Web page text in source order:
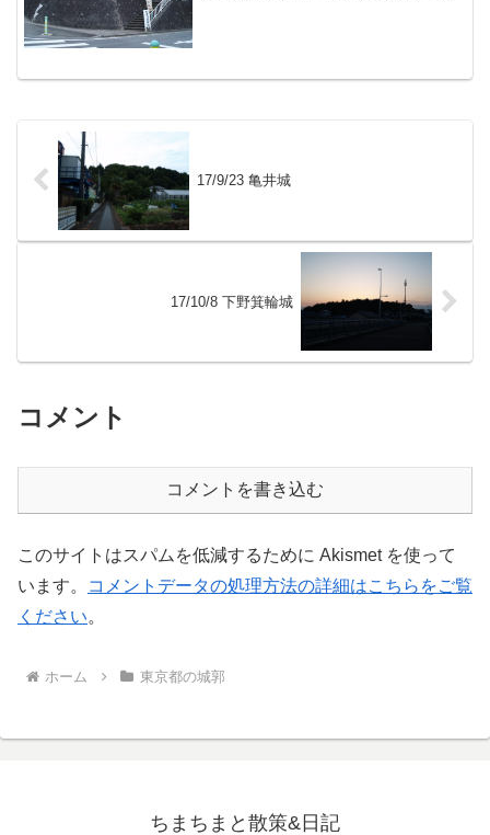
17/9/23 亀井城
17/10/8 下野箕輪城
コメント
コメントを書き込む
このサイトはスパムを低減するために Akismet を使って
います。
コメントデータの処理方法の詳細はこちらをご覧
ください。
ホーム 東京都の城郭
ちまちまと散策&日記